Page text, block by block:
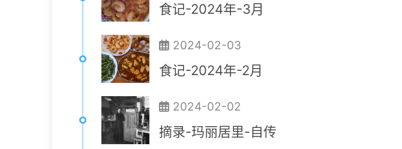
食记-2024年-3月
2024-02-03
食记-2024年-2月
2024-02-02
摘录-玛丽居里-自传